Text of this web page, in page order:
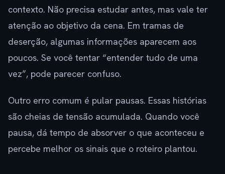
contexto. Não precisa estudar antes, mas vale ter
atenção ao objetivo da cena. Em tramas de
deserção, algumas informações aparecem aos
poucos. Se você tentar “entender tudo de uma
vez”, pode parecer confuso.
Outro erro comum é pular pausas. Essas histórias
são cheias de tensão acumulada. Quando você
pausa, dá tempo de absorver o que aconteceu e
percebe melhor os sinais que o roteiro plantou.